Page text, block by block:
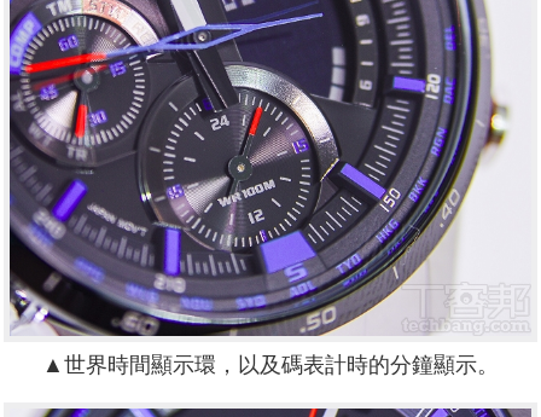
▲世界時間顯示環，以及碼表計時的分鐘顯示。